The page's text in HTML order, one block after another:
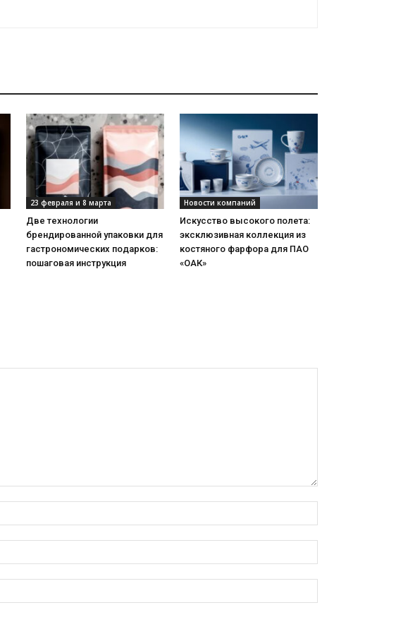
23 февраля и 8 марта
Две технологии
брендированной упаковки для
гастрономических подарков:
пошаговая инструкция
Новости компаний
Искусство высокого полета:
эксклюзивная коллекция из
костяного фарфора для ПАО
«ОАК»